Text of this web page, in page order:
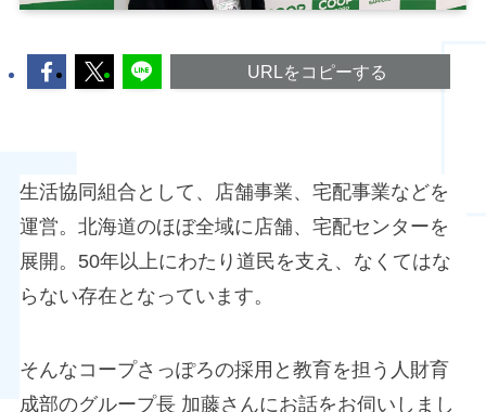
URLをコピーする
生活協同組合として、店舗事業、宅配事業などを
運営。北海道のほぼ全域に店舗、宅配センターを
展開。50年以上にわたり道民を支え、なくてはな
らない存在となっています。
そんなコープさっぽろの採用と教育を担う人財育
成部のグループ長 加藤さんにお話をお伺いしまし